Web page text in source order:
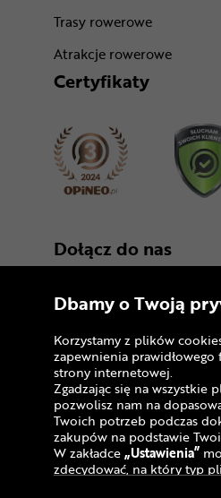
Trasy rowerowe
Atrakcje rowerowe
Certyfikaty
Dołącz do nas
Copyright © 2005 - 2026
Polityka prywatności i
serwisu
Informacja o plikach
Dbamy o Twoją
Korzystamy z plików
zapewnienia
strony internetowej.
Zgadzając się na wszystkie
pozwolisz nam na
Twoich potrzeb podczas
zakupów na podstawie
W zakładce„Ustawienia”
zdecydować, na który typ